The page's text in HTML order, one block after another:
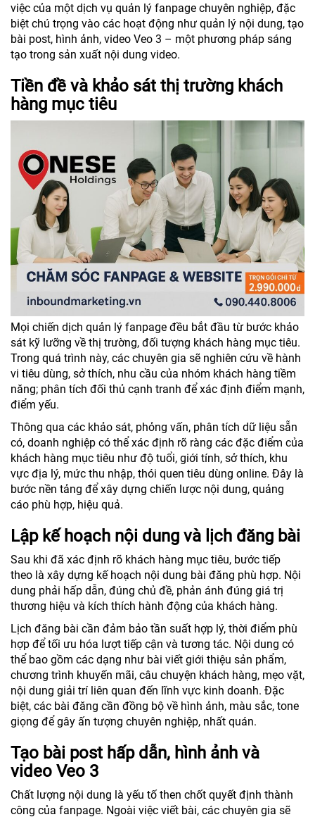
việc của một dịch vụ quản lý fanpage chuyên nghiệp, đặc
biệt chú trọng vào các hoạt động như quản lý nội dung, tạo
bài post, hình ảnh, video Veo 3 – một phương pháp sáng
tạo trong sản xuất nội dung video.
Tiền đề và khảo sát thị trường khách
hàng mục tiêu
Mọi chiến dịch quản lý fanpage đều bắt đầu từ bước khảo
sát kỹ lưỡng về thị trường, đối tượng khách hàng mục tiêu.
Trong quá trình này, các chuyên gia sẽ nghiên cứu về hành
vi tiêu dùng, sở thích, nhu cầu của nhóm khách hàng tiềm
năng; phân tích đối thủ cạnh tranh để xác định điểm mạnh,
điểm yếu.
Thông qua các khảo sát, phỏng vấn, phân tích dữ liệu sẵn
có, doanh nghiệp có thể xác định rõ ràng các đặc điểm của
khách hàng mục tiêu như độ tuổi, giới tính, sở thích, khu
vực địa lý, mức thu nhập, thói quen tiêu dùng online. Đây là
bước nền tảng để xây dựng chiến lược nội dung, quảng
cáo phù hợp, hiệu quả.
Lập kế hoạch nội dung và lịch đăng bài
Sau khi đã xác định rõ khách hàng mục tiêu, bước tiếp
theo là xây dựng kế hoạch nội dung bài đăng phù hợp. Nội
dung phải hấp dẫn, đúng chủ đề, phản ánh đúng giá trị
thương hiệu và kích thích hành động của khách hàng.
Lịch đăng bài cần đảm bảo tần suất hợp lý, thời điểm phù
hợp để tối ưu hóa lượt tiếp cận và tương tác. Nội dung có
thể bao gồm các dạng như bài viết giới thiệu sản phẩm,
chương trình khuyến mãi, câu chuyện khách hàng, mẹo vặt,
nội dung giải trí liên quan đến lĩnh vực kinh doanh. Đặc
biệt, các bài đăng cần đồng bộ về hình ảnh, màu sắc, tone
giọng để gây ấn tượng chuyên nghiệp, nhất quán.
Tạo bài post hấp dẫn, hình ảnh và
video Veo 3
Chất lượng nội dung là yếu tố then chốt quyết định thành
công của fanpage. Ngoài việc viết bài, các chuyên gia sẽ